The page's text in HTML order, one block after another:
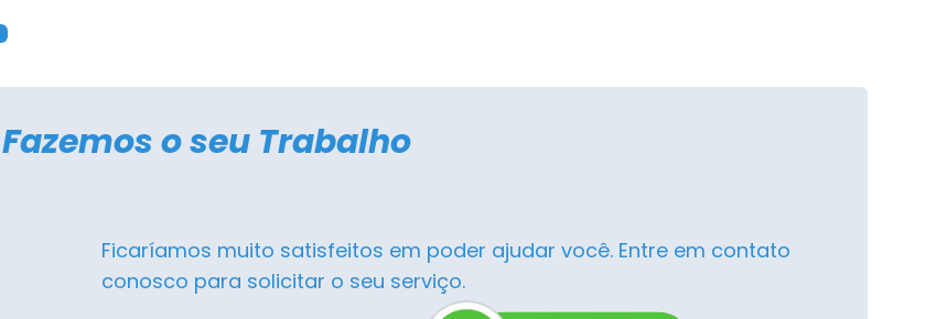
Fazemos o seu Trabalho
Ficaríamos muito satisfeitos em poder ajudar você. Entre em contato
conosco para solicitar o seu serviço.